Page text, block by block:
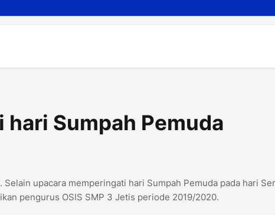
Sumpah Pemuda
upacara memperingati hari Sumpah Pemuda pada hari
pengurus OSIS SMP 3 Jetis periode 2019/2020.